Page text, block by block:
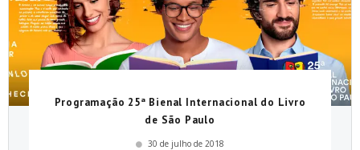
Programação 25ª Bienal Internacional do Livro
de São Paulo
30 de julho de 2018